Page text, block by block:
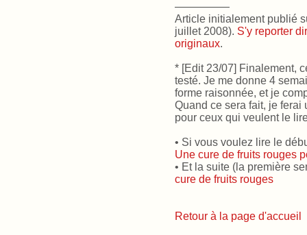
—————
Article initialement publié
juillet 2008). S'y reporter
originaux.
* [Edit 23/07] Finalement,
testé. Je me donne 4
forme raisonnée, et je
Quand ce sera fait, je
pour ceux qui veulent le
• Si vous voulez lire le
Une cure de fruits rouges
• Et la suite (la première
cure de fruits rouges
Retour à la page d'accueil